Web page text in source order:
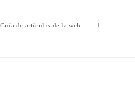
Guía de artículos de la web